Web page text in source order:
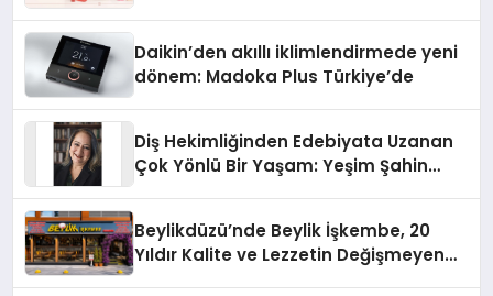
Daikin’den akıllı iklimlendirmede yeni
dönem: Madoka Plus Türkiye’de
Diş Hekimliğinden Edebiyata Uzanan
Çok Yönlü Bir Yaşam: Yeşim Şahin
Beylikdüzü’nde Beylik İşkembe, 20
Yıldır Kalite ve Lezzetin Değişmeyen